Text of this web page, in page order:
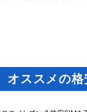
オススメの格